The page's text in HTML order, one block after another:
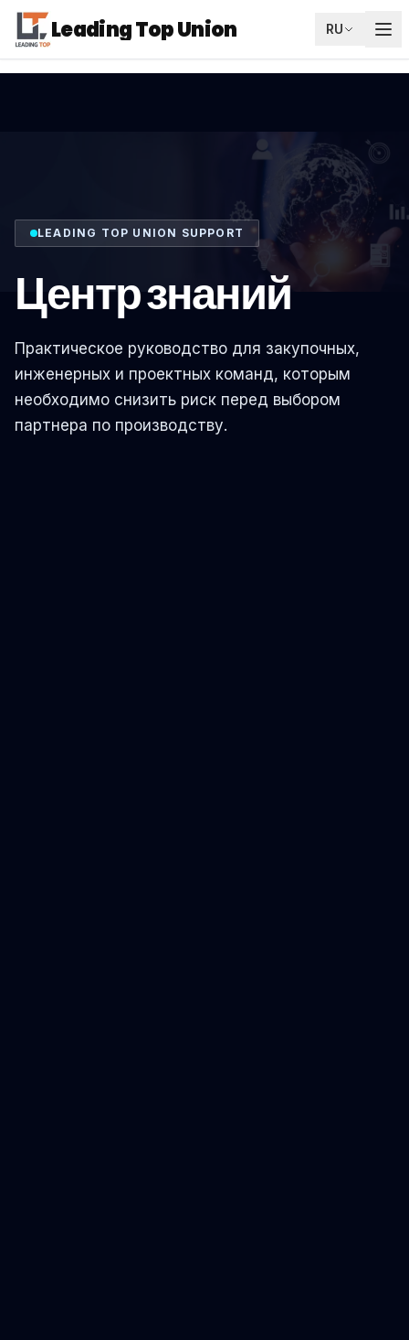
Leading Top Union RU
LEADING TOP UNION SUPPORT
Центр знаний
Практическое руководство для закупочных,
инженерных и проектных команд, которым
необходимо снизить риск перед выбором
партнера по производству.